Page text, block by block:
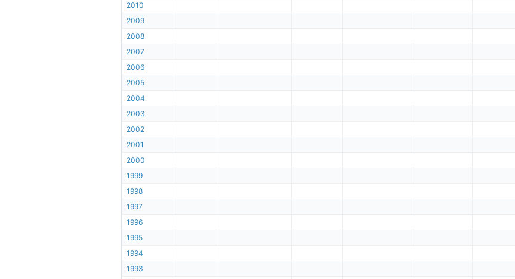
2010
2009
2008
2007
2006
2005
2004
2003
2002
2001
2000
1999
1998
1997
1996
1995
1994
1993